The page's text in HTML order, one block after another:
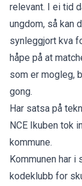
relevant. I ei tid
ungdom, så kan
synleggjort kva
håpe på at
som er mogleg,
gong.
Har satsa på
NCE Ikuben tok
kommune.
Kommunen har i
kodeklubb for